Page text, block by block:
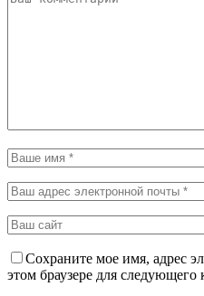
Сохраните мое имя, адрес
этом браузере для следующего